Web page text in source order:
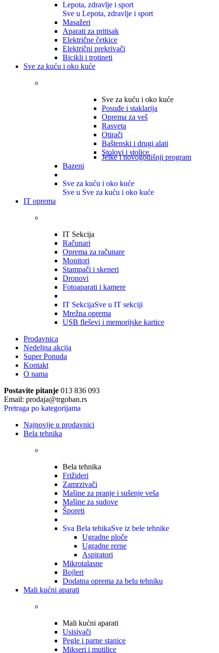
Lepota, zdravlje i sport
Sve u Lepota, zdravlje i sport
Masažeri
Aparati za pritisak
Električne četkice
Električni prekrivači
Bicikli i trotineti
Sve za kuću i oko kuće
Sve za kuću i oko kuće
Posuđe i staklarija
Oprema za veš
Rasveta
Otirači
Baštenski i drugi alati
Stolovi i stolice
Jelke i novogodišnji program
Bazeni
Sve za kuću i oko kuće
Sve u Sve za kuću i oko kuće
IT oprema
IT Sekcija
Računari
Oprema za računare
Monitori
Stampači i skeneri
Dronovi
Fotoaparati i kamere
IT SekcijaSve u IT sekciji
Mrežna oprema
USB fleševi i memorijske kartice
Prodavnica
Nedeljna akcija
Super Ponuda
Kontakt
O nama
Postavite pitanje 013 836 093
Email: prodaja@trgoban.rs
Pretraga po kategorijama
Najnovije u prodavnici
Bela tehnika
Bela tehnika
Frižideri
Zamrzivači
Mašine za pranje i sušenje veša
Mašine za sudove
Šporeti
Sva Bela tehikaSve iz bele tehnike
Ugradne ploče
Ugradne rerne
Aspiratori
Mikrotalasne
Bojleri
Dodatna oprema za belu tehniku
Mali kućni aparati
Mali kućni aparati
Usisivači
Pegle i parne stanice
Mikseri i mutilice